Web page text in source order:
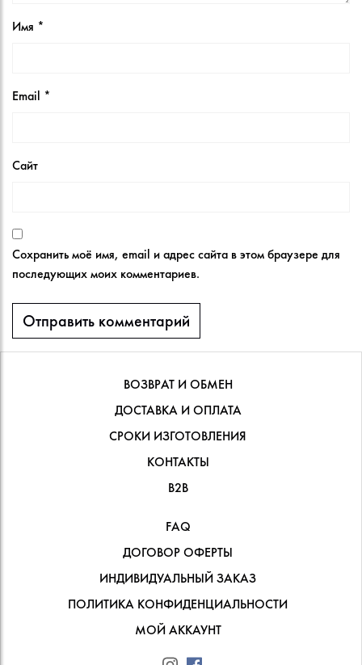
Имя *
Email *
Сайт
Сохранить моё имя, email и адрес сайта в этом браузере для
последующих моих комментариев.
ВОЗВРАТ И ОБМЕН
ДОСТАВКА И ОПЛАТА
СРОКИ ИЗГОТОВЛЕНИЯ
КОНТАКТЫ
В2В
FAQ
ДОГОВОР ОФЕРТЫ
ИНДИВИДУАЛЬНЫЙ ЗАКАЗ
ПОЛИТИКА КОНФИДЕНЦИАЛЬНОСТИ
МОЙ АККАУНТ